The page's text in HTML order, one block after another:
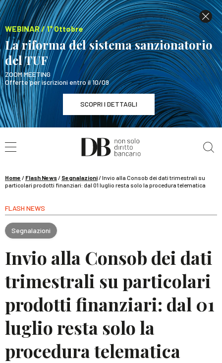
WEBINAR / 1° Ottobre
La riforma del sistema sanzionatorio
del TUF
ZOOM MEETING
Offerte per iscrizioni entro il 10/09
SCOPRI I DETTAGLI
WEBINAR / 1° Ottobre
La riforma del sistema sanzionatorio del TUF
Home / Flash News/ Segnalazioni/Invio alla Consob dei dati trimestrali su
particolari prodotti finanziari: dal 01 luglio resta solo la procedura telematica
FLASH NEWS
Segnalazioni
Invio alla Consob dei dati
trimestrali su particolari
prodotti finanziari: dal 01
luglio resta solo la
procedura telematica